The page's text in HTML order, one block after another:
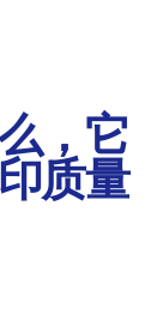
，它
质量